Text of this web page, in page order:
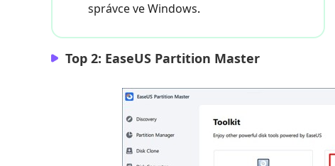
správce ve Windows.
Top 2: EaseUS Partition Master